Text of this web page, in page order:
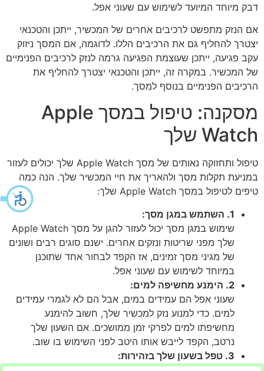
דבק מיוחד המיועד לשימוש עם שעוני אפל.
אם הנזק מתפשט לרכיבים אחרים של המכשיר, ייתכן והטכנאי
יצטרך להחליף גם את הרכיבים הללו. לדוגמה, אם המסך ניזוק
עקב פגיעה, ייתכן שעוצמת הפגיעה גרמה לנזק לרכיבים הפנימיים
של המכשיר. במקרה זה, ייתכן והטכנאי יצטרך להחליף את
הרכיבים הפנימיים בנוסף למסך.
מסקנה: טיפול במסך Apple
Watch שלך
טיפול ותחזוקה נאותים של מסך Apple Watch שלך יכולים לעזור
במניעת תקלות מסך ולהאריך את חיי המכשיר שלך. הנה כמה
טיפים לטיפול במסך Apple Watch שלך:
1. השתמש במגן מסך:
שימוש במגן מסך יכול לעזור להגן על מסך Apple Watch
שלך מפני שריטות ונזקים אחרים. ישנם סוגים רבים ושונים
של מגיני מסך זמינים, אז הקפד לבחור אחד שתוכנן
במיוחד לשימוש עם שעוני אפל.
2. הימנע מחשיפה למים:
שעוני אפל הם עמידים במים, אבל הם לא לגמרי עמידים
למים. כדי למנוע נזק למכשיר שלך, חשוב להימנע
מחשיפתו למים לפרקי זמן ממושכים. אם השעון שלך
נרטב, הקפד לייבש אותו היטב לפני השימוש בו שוב.
3. טפל בשעון שלך בזהירות: